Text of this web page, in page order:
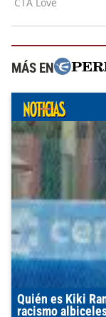
MÁS EN
Quién es Kiki
racismo